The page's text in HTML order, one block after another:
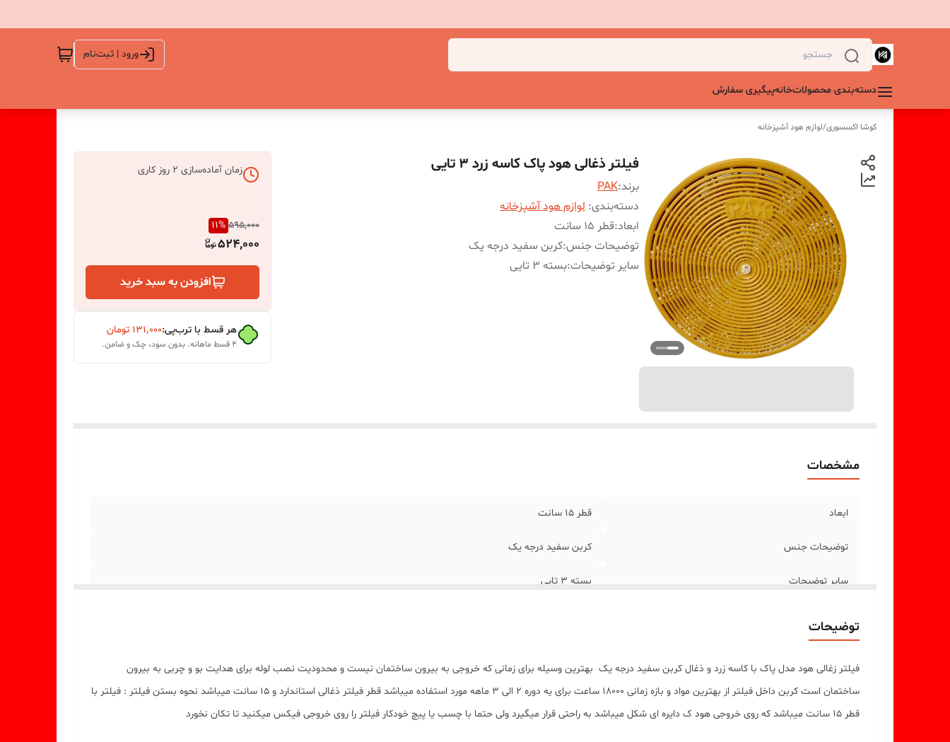
ورود | ثبت‌نام
دسته‌بندی محصولاتخانهپیگیری سفارش
کوشا اکسسوری/لوازم هود آشپزخانه
فیلتر ذغالی هود پاک کاسه زرد 3 تایی
برند:PAK
دسته‌بندی: لوازم هود آشپزخانه
ابعاد:قطر 15 سانت
توضیحات جنس:کربن سفید درجه یک
سایر توضیحات:بسته 3 تایی
زمان آماده‌سازی 2 روز کاری
595,000
11%
524,000
افزودن به سبد خرید
هر قسط با ترب‌پی:۱۳۱٬۰۰۰ تومان
۴ قسط ماهانه. بدون سود، چک و ضامن.
مشخصات
ابعاد قطر 15 سانت
توضیحات جنس کربن سفید درجه یک
سایر توضیحات بسته 3 تایی
توضیحات
فیلتر زغالی هود مدل پاک با کاسه زرد و ذغال کربن سفید درجه یک بهترین وسیله برای زمانی که خروجی به بیرون ساختمان نیست و محدودیت نصب لوله برای هدایت بو و چربی به بیرون
ساختمان است کربن داخل فیلتر از بهترین مواد و بازه زمانی ۱۸۰۰۰ ساعت برای یه دوره 2 الی 3 ماهه مورد استفاده میباشد قطر فیلتر ذغالی استاندارد و ۱۵ سانت میباشد نحوه بستن فیلتر : فیلتر با
قطر ۱۵ سانت میباشد که روی خروجی هود ک دایره ای شکل میباشد به راحتی قرار میگیرد ولی حتما با چسب یا پیچ خودکار فیلتر را روی خروجی فیکس میکنید تا تکان نخورد